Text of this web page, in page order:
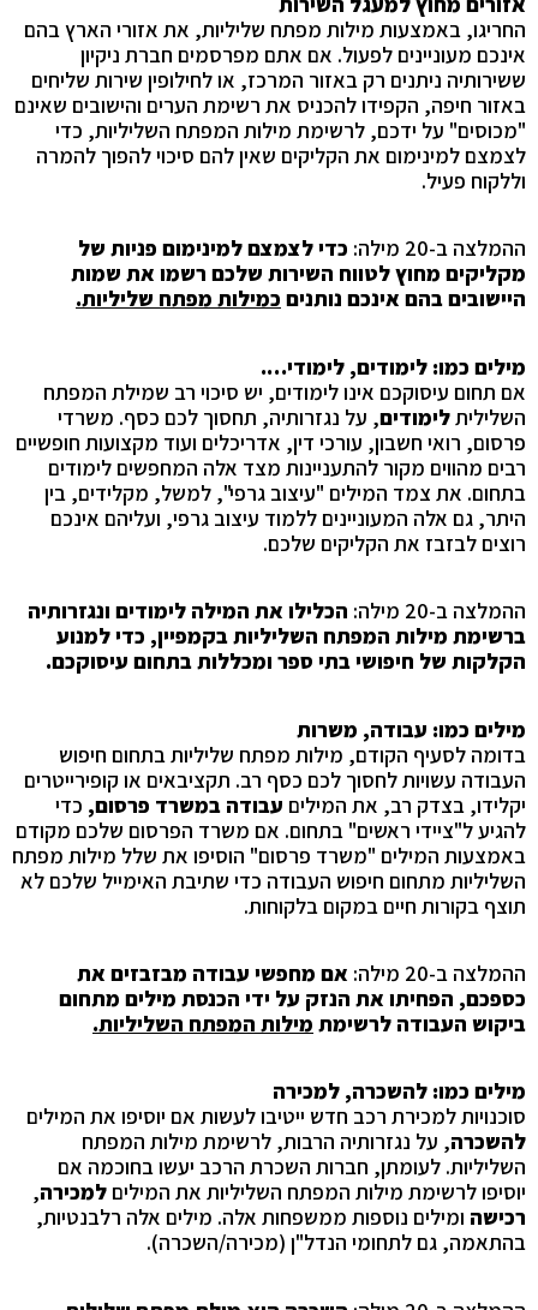
החריגו, באמצעות מילות מפתח שליליות, את אזורי הארץ בהם
אינכם מעוניינים לפעול. אם אתם מפרסמים חברת ניקיון
ששירותיה ניתנים רק באזור המרכז, או לחילופין שירות שליחים
באזור חיפה, הקפידו להכניס את רשימת הערים והישובים שאינם
"מכוסים" על ידכם, לרשימת מילות המפתח השליליות, כדי
לצמצם למינימום את הקליקים שאין להם סיכוי להפוך להמרה
וללקוח פעיל.
ההמלצה ב-20 מילה:
כדי לצמצם למינימום פניות של
מקליקים מחוץ לטווח השירות שלכם רשמו את שמות
היישובים בהם אינכם נותנים כמילות מפתח שליליות.
מילים כמו: לימודים, לימודי….
אם תחום עיסוקכם אינו לימודים, יש סיכוי רב שמילת המפתח
השליליתלימודים, על נגזרותיה, תחסוך לכם כסף. משרדי
פרסום, רואי חשבון, עורכי דין, אדריכלים ועוד מקצועות חופשיים
רבים מהווים מקור להתעניינות מצד אלה המחפשים לימודים
בתחום. את צמד המילים "עיצוב גרפי", למשל, מקלידים, בין
היתר, גם אלה המעוניינים ללמוד עיצוב גרפי, ועליהם אינכם
רוצים לבזבז את הקליקים שלכם.
ההמלצה ב-20 מילה:
הכלילו את המילה לימודים ונגזרותיה
ברשימת מילות המפתח השליליות בקמפיין, כדי למנוע
הקלקות של חיפושי בתי ספר ומכללות בתחום עיסוקכם.
מילים כמו: עבודה, משרות
בדומה לסעיף הקודם, מילות מפתח שליליות בתחום חיפוש
העבודה עשויות לחסוך לכם כסף רב. תקציבאים או קופירייטרים
יקלידו, בצדק רב, את המילים עבודה במשרד פרסום, כדי
להגיע ל"ציידי ראשים" בתחום. אם משרד הפרסום שלכם מקודם
באמצעות המילים "משרד פרסום" הוסיפו את שלל מילות מפתח
השליליות מתחום חיפוש העבודה כדי שתיבת האימייל שלכם לא
תוצף בקורות חיים במקום בלקוחות.
ההמלצה ב-20 מילה: אם מחפשי עבודה מבזבזים את
כספכם, הפחיתו את הנזק על ידי הכנסת מילים מתחום
ביקוש העבודה לרשימת מילות המפתח השליליות.
מילים כמו: להשכרה, למכירה
סוכנויות למכירת רכב חדש ייטיבו לעשות אם יוסיפו את המילים
להשכרה, על נגזרותיה הרבות, לרשימת מילות המפתח
השליליות. לעומתן, חברות השכרת הרכב יעשו בחוכמה אם
יוסיפו לרשימת מילות המפתח השליליות את המילים למכירה,
רכישה ומילים נוספות ממשפחות אלה. מילים אלה רלבנטיות,
בהתאמה, גם לתחומי הנדל"ן (מכירה/השכרה).